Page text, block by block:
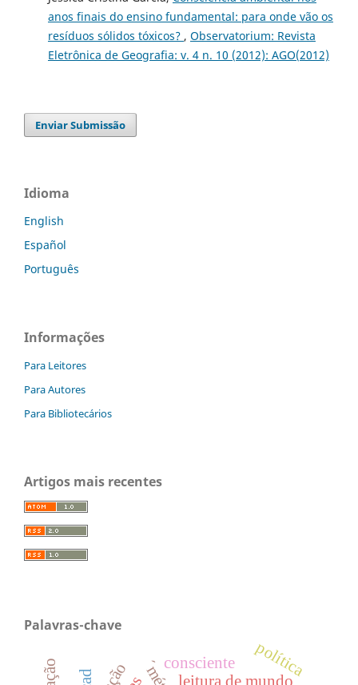
anos finais do ensino fundamental: para onde vão os
resíduos sólidos tóxicos? , Observatorium: Revista
Eletrônica de Geografia: v. 4 n. 10 (2012): AGO(2012)
Enviar Submissão
Idioma
English
Español
Português
Informações
Para Leitores
Para Autores
Para Bibliotecários
Artigos mais recentes
Palavras-chave
leitura de mundo
consciente política